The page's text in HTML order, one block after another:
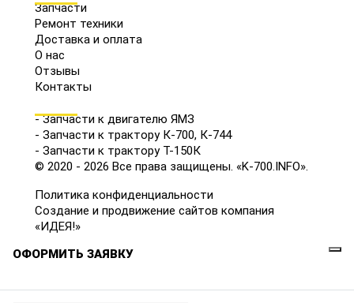
Запчасти
Ремонт техники
Доставка и оплата
О нас
Отзывы
Контакты
- Запчасти к двигателю ЯМЗ
- Запчасти к трактору К-700, К-744
- Запчасти к трактору Т-150К
© 2020 - 2026 Все права защищены. «K-700.INFO».
Политика конфиденциальности
Создание и продвижение сайтов компания
«ИДЕЯ!»
ОФОРМИТЬ ЗАЯВКУ